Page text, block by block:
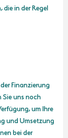
in der Regel
Finanzierung
uns noch
um Ihre
und Umsetzung
bei der